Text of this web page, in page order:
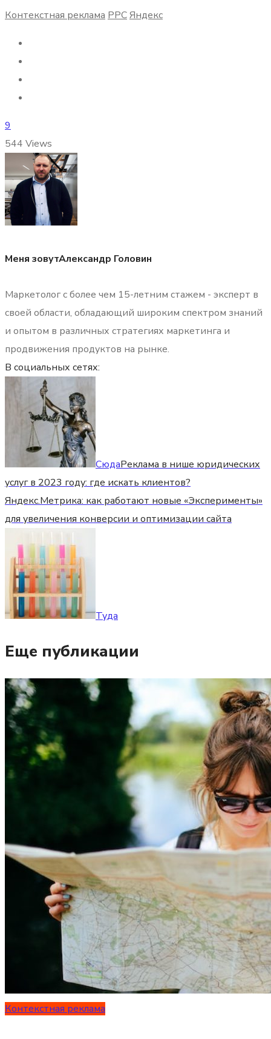
Контекстная реклама РРСЯндекс
9
544 Views
Меня зовутАлександр Головин
Маркетолог с более чем 15-летним стажем - эксперт в
своей области, обладающий широким спектром знаний
и опытом в различных стратегиях маркетинга и
продвижения продуктов на рынке.
В социальных сетях:
СюдаРеклама в нише юридических
услуг в 2023 году: где искать клиентов?
Яндекс.Метрика: как работают новые «Эксперименты»
для увеличения конверсии и оптимизации сайта
Туда
Еще публикации
Контекстная реклама